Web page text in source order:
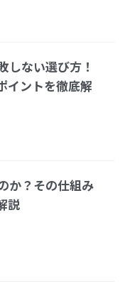
しない選び方！
イントを徹底解
か？その仕組み
説